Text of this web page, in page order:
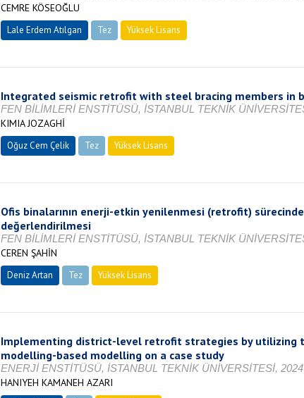
CEMRE KÖSEOĞLU
Lale Erdem Atılgan Tez Yüksek Lisans
Integrated seismic retrofit with steel bracing members in
FEN BİLİMLERİ ENSTİTÜSÜ, İSTANBUL TEKNİK
KIMIA JOZAGHİ
Oğuz Cem Çelik Tez Yüksek Lisans
Ofis binalarının enerji-etkin yenilenmesi (retrofit)
değerlendirilmesi
FEN BİLİMLERİ ENSTİTÜSÜ, İSTANBUL TEKNİK
CEREN ŞAHİN
Deniz Artan Tez Yüksek Lisans
Implementing district-level retrofit strategies by utilizing
modelling-based modelling on a case study
ENERJİ ENSTİTÜSÜ, İSTANBUL TEKNİK ÜNİVERSİTESİ, 2024
HANIYEH KAMANEH AZARI